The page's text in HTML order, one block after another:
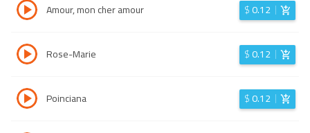
Amour, mon cher amour $0.12
Rose-Marie $0.12
Poinciana $0.12